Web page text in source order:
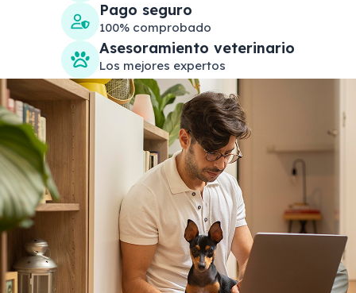
Pago seguro
100% comprobado
Asesoramiento veterinario
Los mejores expertos
Search products